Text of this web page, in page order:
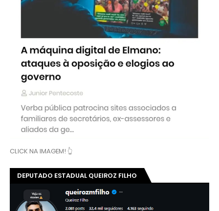
CLICK NA IMAGEM! 👆
DEPUTADO ESTADUAL QUEIROZ FILHO